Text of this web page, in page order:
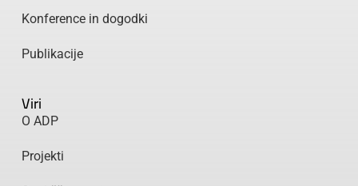
Konference in dogodki
Publikacije
Viri
O ADP
Projekti